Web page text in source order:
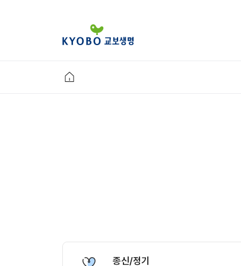
종신/정기